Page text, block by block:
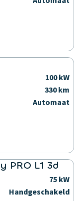
100 kW
330 km
Automaat
PRO L1 3d
75 kW
Handgeschakeld